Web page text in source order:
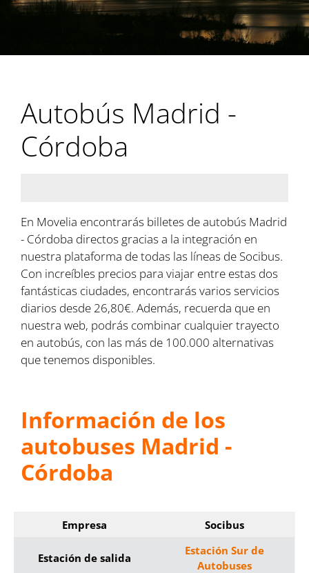
Autobús Madrid -
Córdoba
En Movelia encontrarás billetes de autobús Madrid
- Córdoba directos gracias a la integración en
nuestra plataforma de todas las líneas de Socibus.
Con increíbles precios para viajar entre estas dos
fantásticas ciudades, encontrarás varios servicios
diarios desde 26,80€. Además, recuerda que en
nuestra web, podrás combinar cualquier trayecto
en autobús, con las más de 100.000 alternativas
que tenemos disponibles.
Información de los
autobuses Madrid -
Córdoba
Empresa Socibus
Estación de salida
Estación Sur de
Autobuses